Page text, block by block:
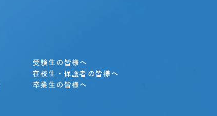
受験生の皆様へ
在校生・保護者の皆様へ
卒業生の皆様へ